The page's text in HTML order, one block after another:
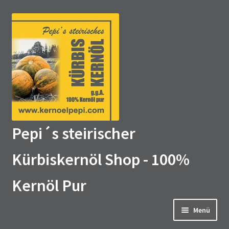
Zur
Navigation
springen
Zum
springen
Pepi´s steirischer
Kürbiskernöl Shop - 100%
Kernöl Pur
Menü